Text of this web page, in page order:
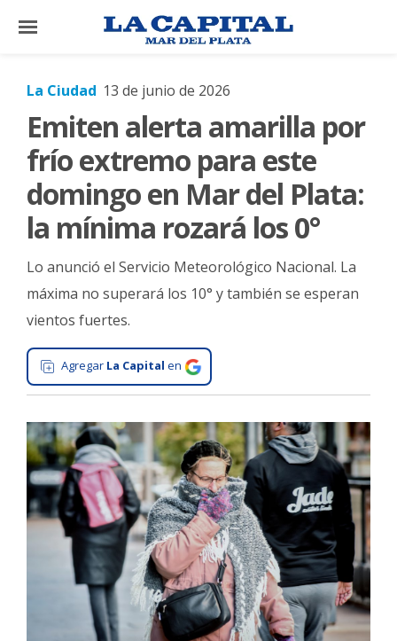
×
El
País
El
Mundo
La
Cultura
Tecnología
Gastronomía
Salud
Interés
General
La
Ciudad
Deportes
Espectáculos
La Ciudad 13 de junio de 2026
Emiten alerta amarilla por
frío extremo para este
domingo en Mar del Plata:
la mínima rozará los 0°
Lo anunció el Servicio Meteorológico Nacional. La
máxima no superará los 10° y también se esperan
vientos fuertes.
Agregar La Capital en